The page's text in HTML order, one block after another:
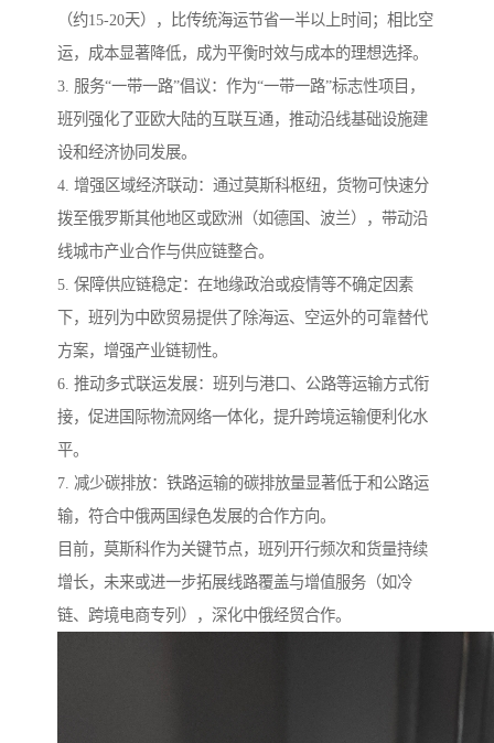
（约15-20天），比传统海运节省一半以上时间；相比空
运，成本显著降低，成为平衡时效与成本的理想选择。
3. 服务“一带一路”倡议：作为“一带一路”标志性项目，
班列强化了亚欧大陆的互联互通，推动沿线基础设施建
设和经济协同发展。
4. 增强区域经济联动：通过莫斯科枢纽，货物可快速分
拨至俄罗斯其他地区或欧洲（如德国、波兰），带动沿
线城市产业合作与供应链整合。
5. 保障供应链稳定：在地缘政治或疫情等不确定因素
下，班列为中欧贸易提供了除海运、空运外的可靠替代
方案，增强产业链韧性。
6. 推动多式联运发展：班列与港口、公路等运输方式衔
接，促进国际物流网络一体化，提升跨境运输便利化水
平。
7. 减少碳排放：铁路运输的碳排放量显著低于和公路运
输，符合中俄两国绿色发展的合作方向。
目前，莫斯科作为关键节点，班列开行频次和货量持续
增长，未来或进一步拓展线路覆盖与增值服务（如冷
链、跨境电商专列），深化中俄经贸合作。